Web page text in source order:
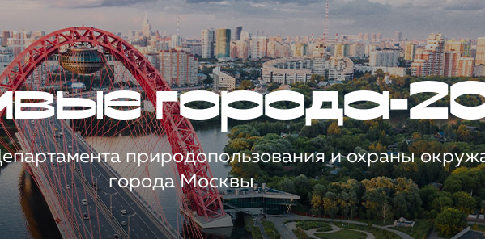
города-
природопользования и охраны
города Москвы